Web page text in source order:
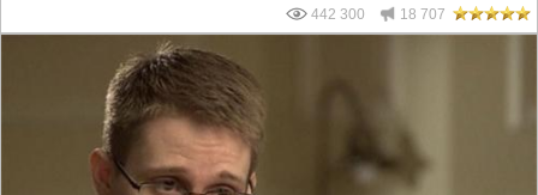
442 300 18 707